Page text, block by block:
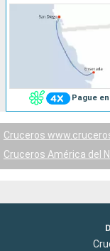
Pague en
Cruceros
Cruceros América del